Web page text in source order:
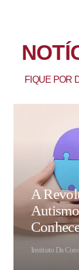
FIQUE POR
A
Instituto Da